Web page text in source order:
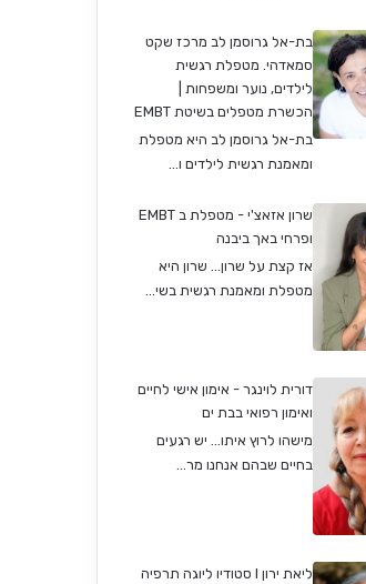
בת-אל גרוסמן לב מרכז שקט
סמאדהי. מטפלת רגשית
לילדים, נוער ומשפחות |
הכשרת מטפלים בשיטת EMBT
בת-אל גרוסמן לב היא מטפלת
ומאמנת רגשית לילדים ו...
שרון אזאצ'י - מטפלת ב EMBT
ופרחי באך ביבנה
אז קצת על שרון… שרון היא
מטפלת ומאמנת רגשית בשי...
דורית לוינגר - אימון אישי לחיים
ואימון רפואי בבת ים
מישהו לרוץ איתו... יש רגעים
בחיים שבהם אנחנו מר...
ליאת ירון I סטודיו ליוגה תרפיה